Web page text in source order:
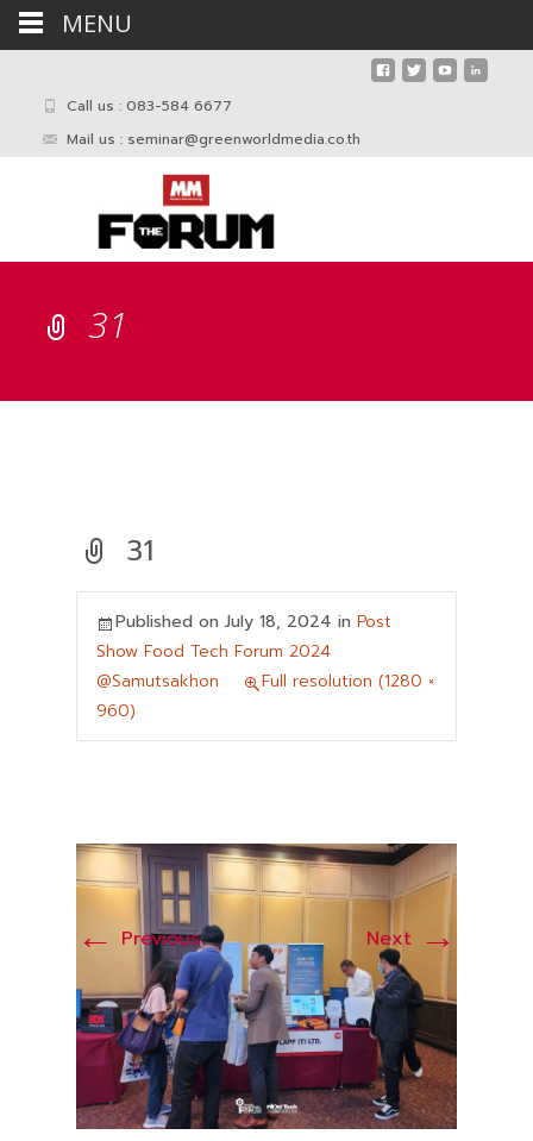
Call us : 083-584 6677
Mail us : seminar@greenworldmedia.co.th
31
31
Published on July 18, 2024 in Post
Show Food Tech Forum 2024
@Samutsakhon
Full resolution (1280 ×
960)
← Previous Next →
MENU